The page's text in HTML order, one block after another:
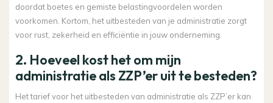
doordat boetes en gemiste belastingvoordelen worden
voorkomen. Kortom, het uitbesteden van je administratie zorgt
voor rust, zekerheid en efficiëntie in jouw onderneming.
2. Hoeveel kost het om mijn
administratie als ZZP’er uit te besteden?
Het tarief voor het uitbesteden van administratie als ZZP’er kan